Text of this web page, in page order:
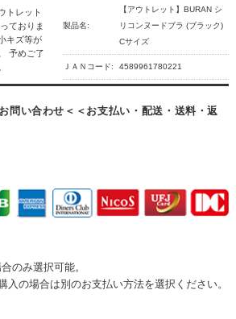
トレット
ておりま
キズ等が
予めご了
製品名:
【アウトレット】BURAN シ
リコンヌードブラ (ブラック)
Cサイズ
ＪＡＮコード: 4589961780221
い合わせ＜＜お支払い・配送・送料・返
のみ選択可能。
入の場合は別のお支払い方法を選択ください。